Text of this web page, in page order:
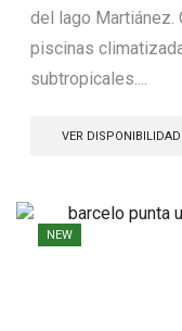
del lago Martiánez.
piscinas
subtropicales....
VER DISPONIBILIDAD
NEW